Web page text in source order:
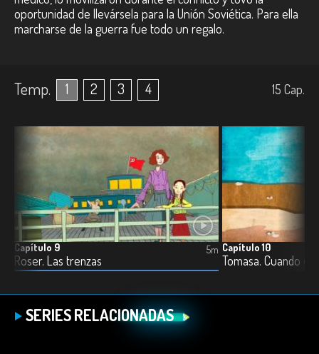
oportunidad de llevársela para la Unión Soviética. Para ella
marcharse de la guerra fue todo un regalo.
Temp. 1 2 3 4 15 Cap.
Capítulo 9
Roser. Las trenzas
5m Capítulo 10
Tomasa. Cuando
SERIES RELACIONADAS